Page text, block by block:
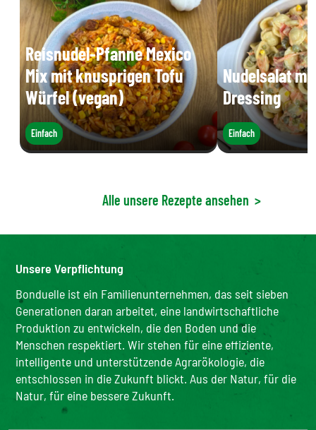
Reisnudel-Pfanne Mexico
Mix mit knusprigen Tofu
Würfel (vegan)
Einfach
Nudelsalat
Dressing
Einfach
Alle unsere Rezepte ansehen >
Unsere Verpflichtung
Bonduelle ist ein Familienunternehmen, das seit sieben
Generationen daran arbeitet, eine landwirtschaftliche
Produktion zu entwickeln, die den Boden und die
Menschen respektiert. Wir stehen für eine effiziente,
intelligente und unterstützende Agrarökologie, die
entschlossen in die Zukunft blickt. Aus der Natur, für die
Natur, für eine bessere Zukunft.